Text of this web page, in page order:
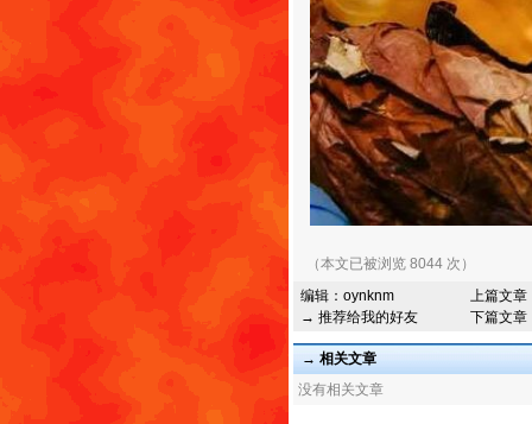
（本文已被浏览 8044 次）
编辑： oynknm
→ 推荐给我的好友
上篇文章
下篇文章
→ 相关文章
没有相关文章